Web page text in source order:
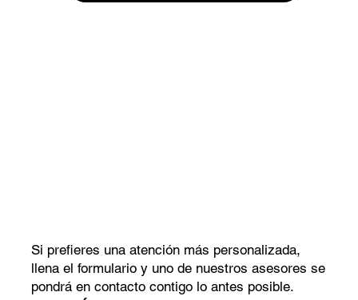
Si prefieres una atención más personalizada,
llena el formulario y uno de nuestros asesores se
pondrá en contacto contigo lo antes posible.